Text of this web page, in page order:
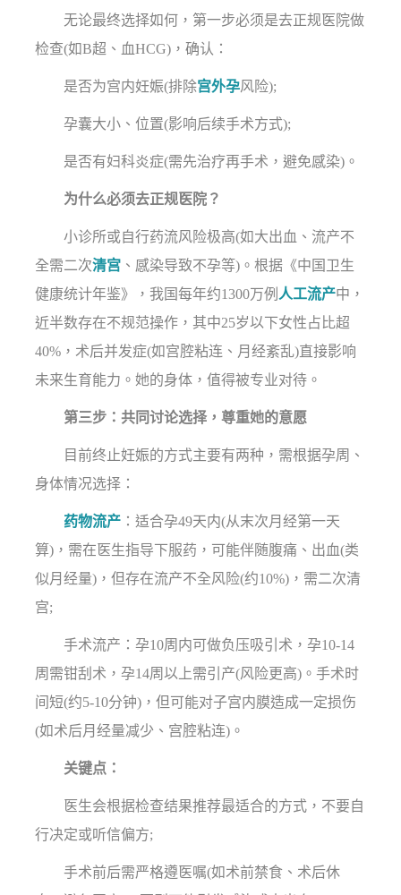
无论最终选择如何，第一步必须是去正规医院做
检查(如B超、血HCG)，确认：
是否为宫内妊娠(排除宫外孕风险);
孕囊大小、位置(影响后续手术方式);
是否有妇科炎症(需先治疗再手术，避免感染)。
为什么必须去正规医院？
小诊所或自行药流风险极高(如大出血、流产不
全需二次清宫 、感染导致不孕等)。根据《中国卫生
健康统计年鉴》，我国每年约1300万例 人工流产中，
近半数存在不规范操作，其中25岁以下女性占比超
40%，术后并发症(如宫腔粘连、月经紊乱)直接影响
未来生育能力。她的身体，值得被专业对待。
第三步：共同讨论选择，尊重她的意愿
目前终止妊娠的方式主要有两种，需根据孕周、
身体情况选择：
药物流产 ：适合孕49天内(从末次月经第一天
算)，需在医生指导下服药，可能伴随腹痛、出血(类
似月经量)，但存在流产不全风险(约10%)，需二次清
宫;
手术流产：孕10周内可做负压吸引术，孕10-14
周需钳刮术，孕14周以上需引产(风险更高)。手术时
间短(约5-10分钟)，但可能对子宫内膜造成一定损伤
(如术后月经量减少、宫腔粘连)。
关键点：
医生会根据检查结果推荐最适合的方式，不要自
行决定或听信偏方;
手术前后需严格遵医嘱(如术前禁食、术后休